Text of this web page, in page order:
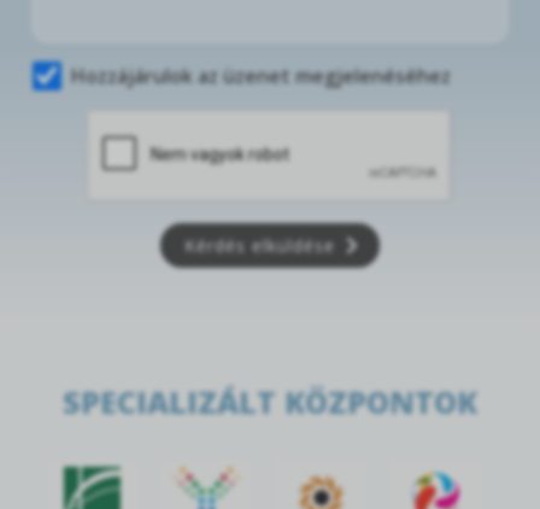
Hozzájárulok az üzenet megjelenéséhez
Kérdés elküldése
SPECIALIZÁLT KÖZPONTOK